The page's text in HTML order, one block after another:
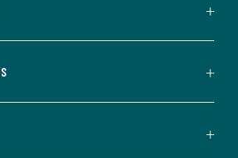
aceptas
comerciales
personalizadas